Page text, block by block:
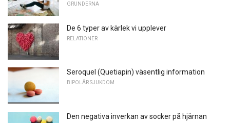
GRUNDERNA
De 6 typer av kärlek vi upplever
RELATIONER
Seroquel (Quetiapin) väsentlig information
BIPOLÄR SJUKDOM
Den negativa inverkan av socker på hjärnan